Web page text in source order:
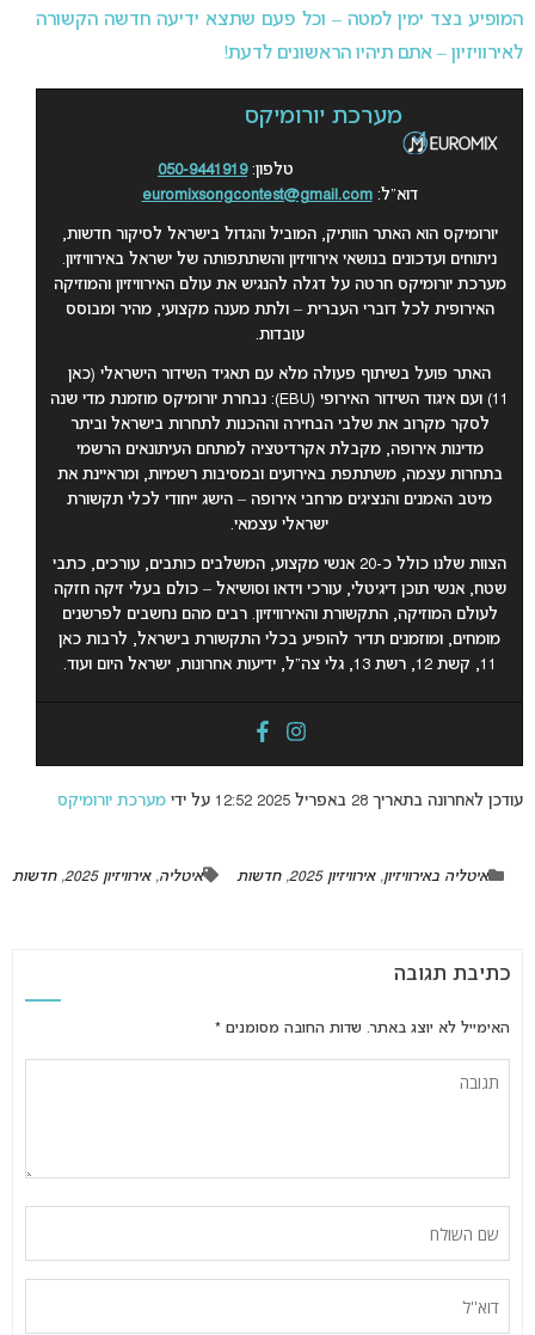
המופיע בצד ימין למטה – וכל פעם שתצא ידיעה חדשה הקשורה
לאירוויזיון – אתם תיהיו הראשונים לדעת!
מערכת יורומיקס
טלפון: 050-9441919
דוא”ל: euromixsongcontest@gmail.com
יורומיקס הוא האתר הוותיק, המוביל והגדול בישראל לסיקור חדשות,
ניתוחים ועדכונים בנושאי אירוויזיון והשתתפותה של ישראל באירוויזיון.
מערכת יורומיקס חרטה על דגלה להנגיש את עולם האירוויזיון והמוזיקה
האירופית לכל דוברי העברית – ולתת מענה מקצועי, מהיר ומבוסס
עובדות.
האתר פועל בשיתוף פעולה מלא עם תאגיד השידור הישראלי (כאן
11) ועם איגוד השידור האירופי (EBU): נבחרת יורומיקס מוזמנת מדי שנה
לסקר מקרוב את שלבי הבחירה וההכנות לתחרות בישראל וביתר
מדינות אירופה, מקבלת אקרדיטציה למתחם העיתונאים הרשמי
בתחרות עצמה, משתתפת באירועים ובמסיבות רשמיות, ומראיינת את
מיטב האמנים והנציגים מרחבי אירופה – הישג ייחודי לכלי תקשורת
ישראלי עצמאי.
הצוות שלנו כולל כ-20 אנשי מקצוע, המשלבים כותבים, עורכים, כתבי
שטח, אנשי תוכן דיגיטלי, עורכי וידאו וסושיאל – כולם בעלי זיקה חזקה
לעולם המוזיקה, התקשורת והאירוויזיון. רבים מהם נחשבים לפרשנים
מומחים, ומוזמנים תדיר להופיע בכלי התקשורת בישראל, לרבות כאן
11, קשת 12, רשת 13, גלי צה”ל, ידיעות אחרונות, ישראל היום ועוד.
עודכן לאחרונה בתאריך 28 באפריל 2025 12:52 על ידי מערכת יורומיקס
איטליה באירוויזיון, אירוויזיון 2025 , חדשות איטליה, אירוויזיון 2025 , חדשות
כתיבת תגובה
האימייל לא יוצג באתר. שדות החובה מסומנים *